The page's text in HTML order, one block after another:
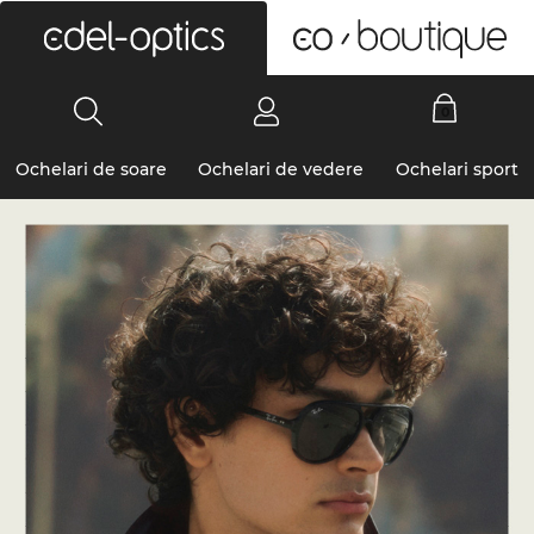
Ochelari de soare Ochelari de vedere Ochelari sport